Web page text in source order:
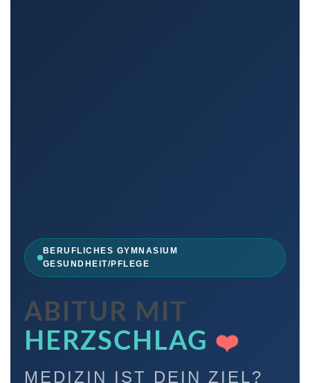
BERUFLICHES GYMNASIUM
GESUNDHEIT/PFLEGE
ABITUR MIT
HERZSCHLAG ❤️
MEDIZIN IST DEIN ZIEL?